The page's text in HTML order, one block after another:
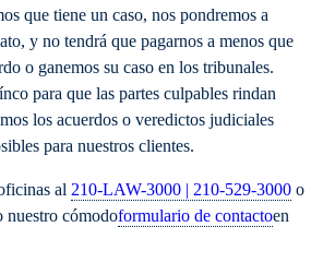
que tiene un caso, nos pondremos a
y no tendrá que pagarnos a menos que
o ganemos su caso en los tribunales.
para que las partes culpables rindan
los acuerdos o veredictos judiciales
para nuestros clientes.
al 210-LAW-3000 | 210-529-3000 o
nuestro cómodoformulario de contactoen